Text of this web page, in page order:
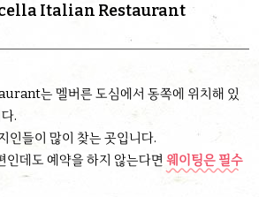
Italian Restaurant
는 멜버른 도심에서 동쪽에 위치해 있
.
인들이 많이 찾는 곳입니다.
인데도 예약을 하지 않는다면 웨이팅은 필수